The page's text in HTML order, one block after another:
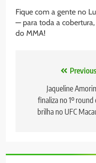
Fique com a gente no
— para toda a
do MMA!
Navegação
Post
Jaqueline
finaliza no 1º round
brilha no UFC